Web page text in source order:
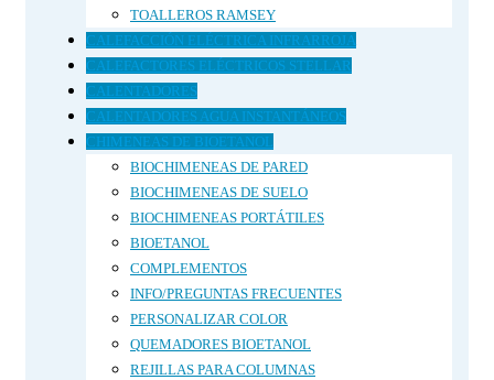
TOALLEROS RAMSEY
CALEFACCIÓN ELÉCTRICA INFRARROJA
CALEFACTORES ELÉCTRICOS STELLAR
CALENTADORES
CALENTADORES AGUA INSTANTÁNEOS
CHIMENEAS DE BIOETANOL
BIOCHIMENEAS DE PARED
BIOCHIMENEAS DE SUELO
BIOCHIMENEAS PORTÁTILES
BIOETANOL
COMPLEMENTOS
INFO/PREGUNTAS FRECUENTES
PERSONALIZAR COLOR
QUEMADORES BIOETANOL
REJILLAS PARA COLUMNAS